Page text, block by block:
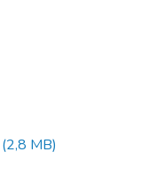
(2,8 MB)